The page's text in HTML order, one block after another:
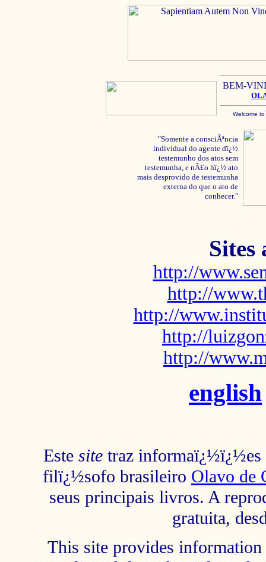
BEM-
Welcome
"Somente a consciÃªncia
individual do agente dï¿½
testemunho dos atos sem
testemunha, e nÃ£o hï¿½ ato
mais desprovido de testemunha
externa do que o ato de
conhecer."
Sites
http://
http://
http://
http://
http://
english
Este site traz informaï¿½ï¿½es
filï¿½sofo brasileiro Olavo de
seus principais livros. A
gratuita,
This site provides